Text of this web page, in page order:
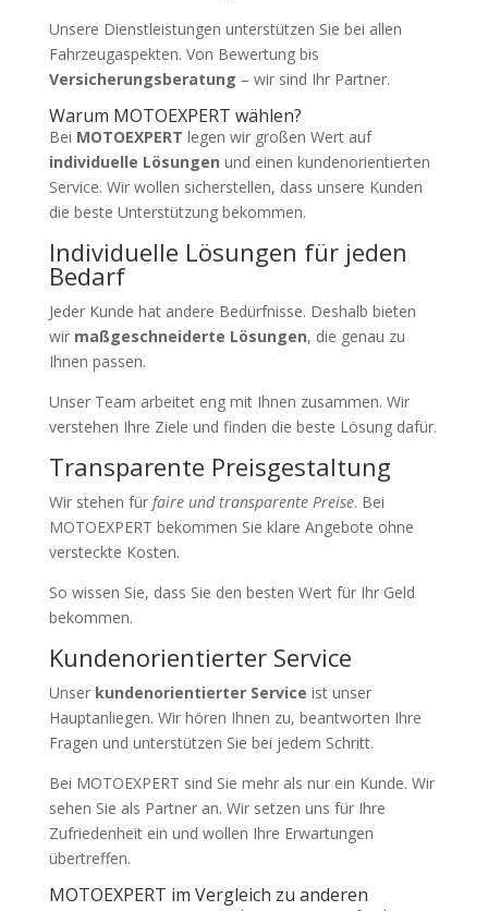
Unsere Dienstleistungen unterstützen Sie bei allen
Fahrzeugaspekten. Von Bewertung bis
Versicherungsberatung – wir sind Ihr Partner.
Warum MOTOEXPERT wählen?
Bei MOTOEXPERT legen wir großen Wert auf
individuelle Lösungen und einen kundenorientierten
Service. Wir wollen sicherstellen, dass unsere Kunden
die beste Unterstützung bekommen.
Individuelle Lösungen für jeden
Bedarf
Jeder Kunde hat andere Bedürfnisse. Deshalb bieten
wir maßgeschneiderte Lösungen, die genau zu
Ihnen passen.
Unser Team arbeitet eng mit Ihnen zusammen. Wir
verstehen Ihre Ziele und finden die beste Lösung dafür.
Transparente Preisgestaltung
Wir stehen für faire und transparente Preise. Bei
MOTOEXPERT bekommen Sie klare Angebote ohne
versteckte Kosten.
So wissen Sie, dass Sie den besten Wert für Ihr Geld
bekommen.
Kundenorientierter Service
Unser kundenorientierter Service ist unser
Hauptanliegen. Wir hören Ihnen zu, beantworten Ihre
Fragen und unterstützen Sie bei jedem Schritt.
Bei MOTOEXPERT sind Sie mehr als nur ein Kunde. Wir
sehen Sie als Partner an. Wir setzen uns für Ihre
Zufriedenheit ein und wollen Ihre Erwartungen
übertreffen.
MOTOEXPERT im Vergleich zu anderen